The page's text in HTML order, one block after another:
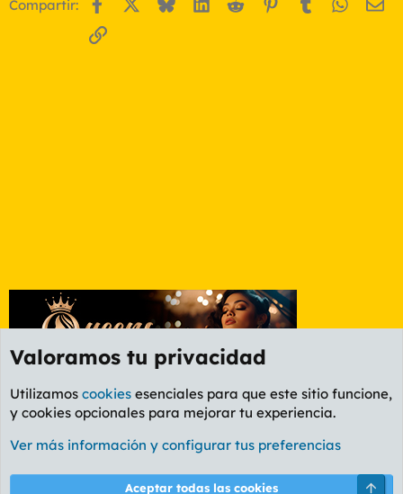
Compartir:
Enlace
Foro Deportes
Cookies
PL OLDSTYLE AMARILLO
Valoramos tu privacidad
Utilizamos cookies esenciales para que este sitio funcione,
y cookies opcionales para mejorar tu experiencia.
Ver más información y configurar tus preferencias
Aceptar todas las cookies